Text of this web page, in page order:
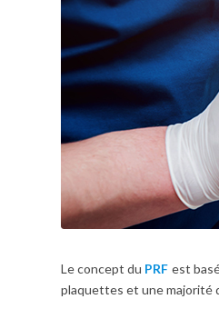
Le concept du PRF est
plaquettes et une majorité